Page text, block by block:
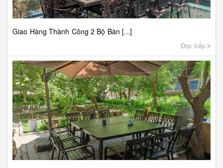
Giao Hàng Thành Công 2 Bộ Bàn [...]
Đọc tiếp